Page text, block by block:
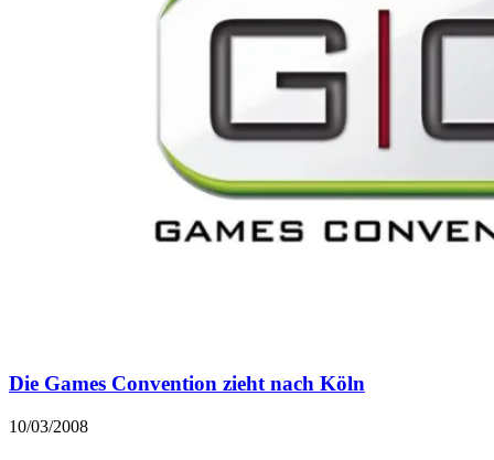
Die Games Convention zieht nach Köln
10/03/2008